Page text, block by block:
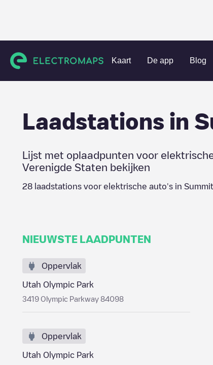
Kaart De app Blog
Charging stations Verenigde Staten Summit County
Laadstations in
Lijst met oplaadpunten voor
Verenigde Staten bekijken
28 laadstations voor elektrische auto's in
NIEUWSTE LAADPUNTEN
Oppervlak
Utah Olympic Park
3419 Olympic Parkway 84098
Oppervlak
Utah Olympic Park